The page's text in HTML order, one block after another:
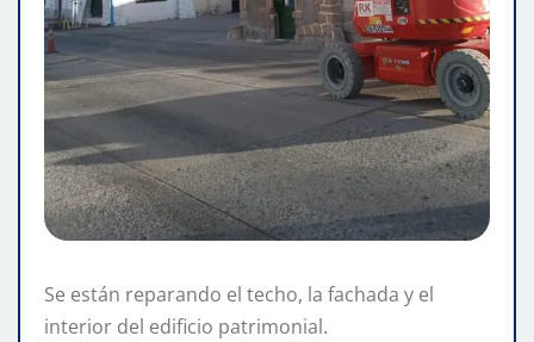
Se están reparando el techo, la fachada y el
interior del edificio patrimonial.